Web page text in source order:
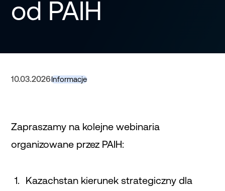
od PAIH
10.03.2026Informacje
Zapraszamy na kolejne webinaria
organizowane przez PAIH:
Kazachstan kierunek strategiczny dla